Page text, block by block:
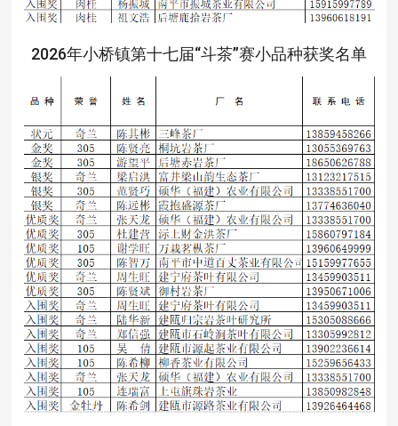
2026年小桥镇第十七届“斗茶”赛小品种获奖名单